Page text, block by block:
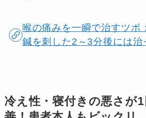
喉の痛みを一瞬で治すツボ
鍼を刺した2～3分後には治
冷え性・寝付きの悪さが